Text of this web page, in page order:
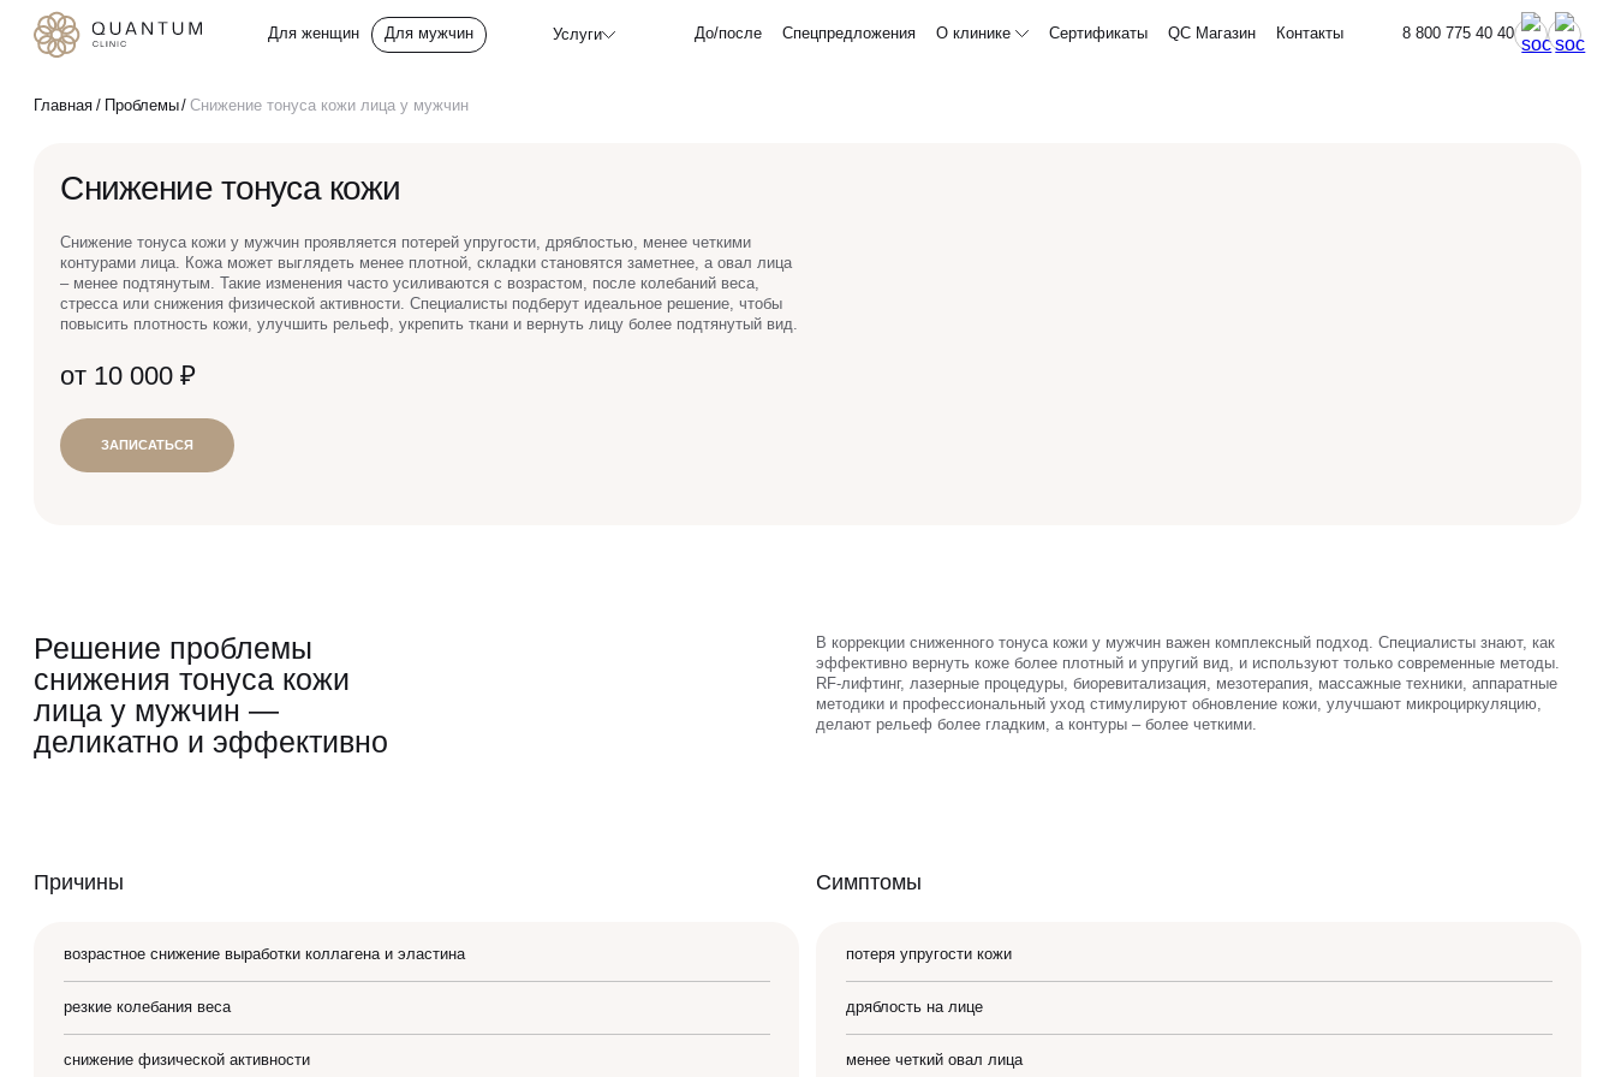
Для женщин Для мужчин Услуги До/после Спецпредложения О клинике Сертификаты QC Магазин Контакты 8 800 775 40 40
Услуги
Инъекционная косметология
Аппаратная косметология
Эстетическая косметология
Гинекология
Массаж и обёртывание
Проблемы
До/после
О клинике
Специалисты
Программа лояльности
СМИ о нас
Контакты
Главная Проблемы Снижение тонуса кожи лица у мужчин
Снижение тонуса кожи
Снижение тонуса кожи у мужчин проявляется потерей упругости, дряблостью, менее четкими
контурами лица. Кожа может выглядеть менее плотной, складки становятся заметнее, а овал лица
– менее подтянутым. Такие изменения часто усиливаются с возрастом, после колебаний веса,
стресса или снижения физической активности. Специалисты подберут идеальное решение, чтобы
повысить плотность кожи, улучшить рельеф, укрепить ткани и вернуть лицу более подтянутый вид.
от 10 000 ₽
ЗАПИСАТЬСЯ
Решение проблемы
снижения тонуса кожи
лица у мужчин —
деликатно и эффективно
В коррекции сниженного тонуса кожи у мужчин важен комплексный подход. Специалисты знают, как
эффективно вернуть коже более плотный и упругий вид, и используют только современные методы.
RF-лифтинг, лазерные процедуры, биоревитализация, мезотерапия, массажные техники, аппаратные
методики и профессиональный уход стимулируют обновление кожи, улучшают микроциркуляцию,
делают рельеф более гладким, а контуры – более четкими.
Причины
возрастное снижение выработки коллагена и эластина
резкие колебания веса
снижение физической активности
Симптомы
потеря упругости кожи
дряблость на лице
менее четкий овал лица